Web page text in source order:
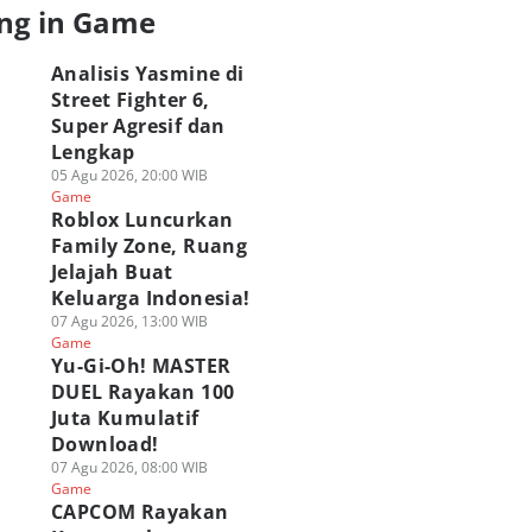
in Game
Analisis Yasmine di
Street Fighter 6,
Super Agresif dan
Lengkap
05 Agu 2026, 20:00 WIB
Game
Roblox Luncurkan
Family Zone, Ruang
Jelajah Buat
Keluarga Indonesia!
07 Agu 2026, 13:00 WIB
Game
Yu-Gi-Oh! MASTER
DUEL Rayakan 100
Juta Kumulatif
Download!
07 Agu 2026, 08:00 WIB
Game
CAPCOM Rayakan